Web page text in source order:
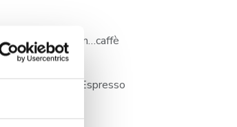
koffie gedaan…caffè
de cocktail Espresso